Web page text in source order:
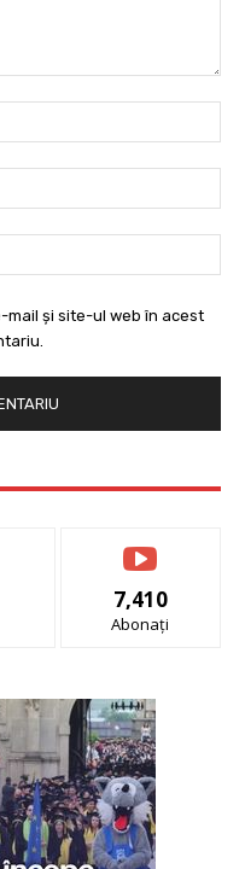
mail și site-ul web în acest
7,410
Abonați